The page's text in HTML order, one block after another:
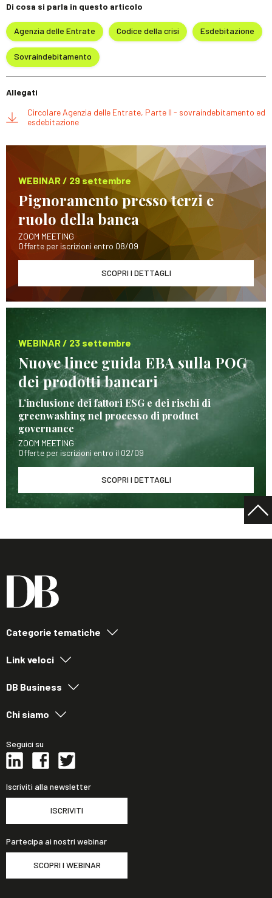
Di cosa si parla in questo articolo
Agenzia delle Entrate Codice della crisi Esdebitazione
Sovraindebitamento
Allegati
Circolare Agenzia delle Entrate, Parte II - sovraindebitamento ed
esdebitazione
WEBINAR / 29 settembre
Pignoramento presso terzi e
ruolo della banca
ZOOM MEETING
Offerte per iscrizioni entro 08/09
SCOPRI I DETTAGLI
WEBINAR / 23 settembre
Nuove linee guida EBA sulla POG
dei prodotti bancari
L’inclusione dei fattori ESG e dei rischi di
greenwashing nel processo di product
governance
ZOOM MEETING
Offerte per iscrizioni entro il 02/09
SCOPRI I DETTAGLI
Categorie tematiche
Link veloci
DB Business
Chi siamo
Seguici su
Iscriviti alla newsletter
ISCRIVITI
Partecipa ai nostri webinar
SCOPRI I WEBINAR